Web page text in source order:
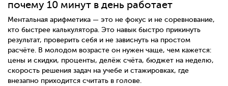
почему 10 минут в день работает
Ментальная арифметика — это не фокус и не соревнование,
кто быстрее калькулятора. Это навык быстро прикинуть
результат, проверить себя и не зависнуть на простом
расчёте. В молодом возрасте он нужен чаще, чем кажется:
цены и скидки, проценты, делёж счёта, бюджет на неделю,
скорость решения задач на учебе и стажировках, где
внезапно приходится считать в голове.